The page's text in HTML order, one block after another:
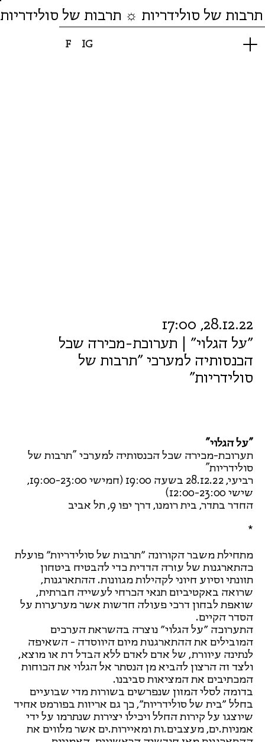
F IG
של סולידריות ☼ תרבות של סולידריות
"על הגלוי" | תערוכת-מכירה שכל
הכנסותיה למערכי "תרבות של
סולידריות"
28.12.22, 17:00
"על הגלוי"
תערוכת-מכירה שכל הכנסותיה למערכי "תרבות של
סולידריות"
רביעי, 28.12.22 בשעה 19:00 (חמישי 19:00-23:00,
שישי 12:00-23:00)
החדר בתדר, בית רומנו, דרך יפו 9, תל אביב
*
מתחילת משבר הקורונה ״תרבות של סולידריות״ פועלת
כהתארגנות של עזרה הדדית כדי להבטיח ביטחון
תזונתי וסיוע חיוני לקהילות מגוונות. ההתארגנות,
שרואה באקטיביזם תנאי הכרחי לעשייה חברתית,
שואפת לבחון דרכי פעולה חדשות אשר מערערות על
הסדר הקיים.
התערוכה ״על הגלוי״ נוצרה בהשראת הערכים
המובילים את ההתארגנות מיום היווסדה - השאיפה
לנתינה עיוורת, של אדם לאדם ללא הבדל דת או מוצא,
ולצד זה הרצון להביא מן הנסתר אל הגלוי את הכוחות
המכתיבים את המציאות סביבנו.
בדומה לסלי המזון שנפרשים בשורות מדי שבועיים
בחלל ״בית של סולידריות״, כך גם אריזות בפורמט אחיד
שיוצגו על קירות החלל ויכילו יצירות שנתרמו על ידי
אמניות.ים, מעצבים.ות ומאיירות.ים אשר מלווים את